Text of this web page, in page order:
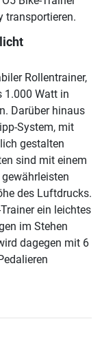
transportieren.
Rollentrainer,
1.000 Watt in
Darüber hinaus
System, mit
gestalten
sind mit einem
des Luftdrucks.
ein leichtes
im Stehen
dagegen mit 6